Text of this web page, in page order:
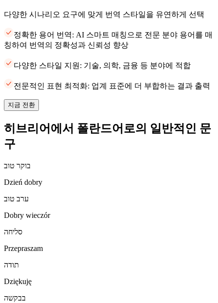
다양한 시나리오 요구에 맞게 번역 스타일을 유연하게 선택
정확한 용어 번역: AI 스마트 매칭으로 전문 분야 용어를 매
칭하여 번역의 정확성과 신뢰성 향상
다양한 스타일 지원: 기술, 의학, 금융 등 분야에 적합
전문적인 표현 최적화: 업계 표준에 더 부합하는 결과 출력
지금 전환
히브리어에서 폴란드어로의 일반적인 문
구
בוקר טוב
Dzień dobry
ערב טוב
Dobry wieczór
סליחה
Przepraszam
תודה
Dziękuję
בבקשה